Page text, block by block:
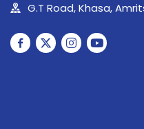
G.T Road, Khasa,